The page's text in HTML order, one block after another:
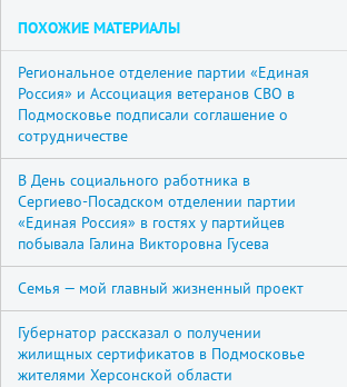
ПОХОЖИЕ МАТЕРИАЛЫ
Региональное отделение партии «Единая
Россия» и Ассоциация ветеранов СВО в
Подмосковье подписали соглашение о
сотрудничестве
В День социального работника в
Сергиево-Посадском отделении партии
«Единая Россия» в гостях у партийцев
побывала Галина Викторовна Гусева
Семья — мой главный жизненный проект
Губернатор рассказал о получении
жилищных сертификатов в Подмосковье
жителями Херсонской области